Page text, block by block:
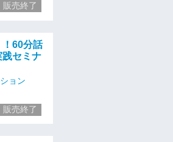
販売終了
！60分話
践セミナ
ョン
販売終了